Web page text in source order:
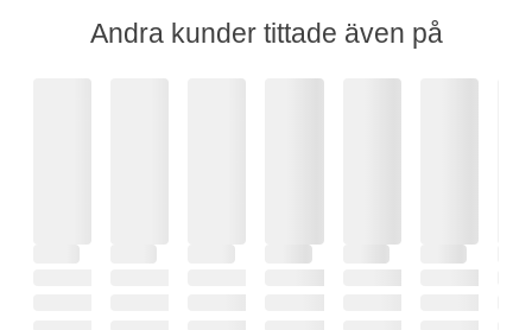
Andra kunder tittade även på